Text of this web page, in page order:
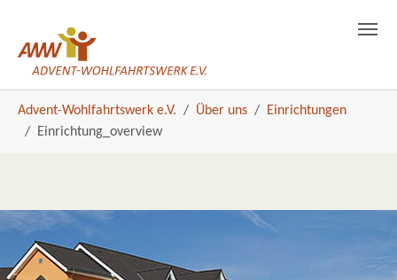
Advent-Wohlfahrtswerk e.V.
Über uns
Einrichtungen
Einrichtung_overview